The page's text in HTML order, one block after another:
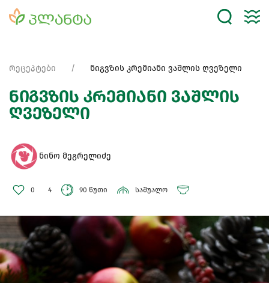
რეცეპტები ნიგვზის კრემიანი ვაშლის ღვეზელი
ნიგვზის კრემიანი ვაშლის
ღვეზელი
ნინო მეგრელიძე
0 4 90 წუთი საშუალო